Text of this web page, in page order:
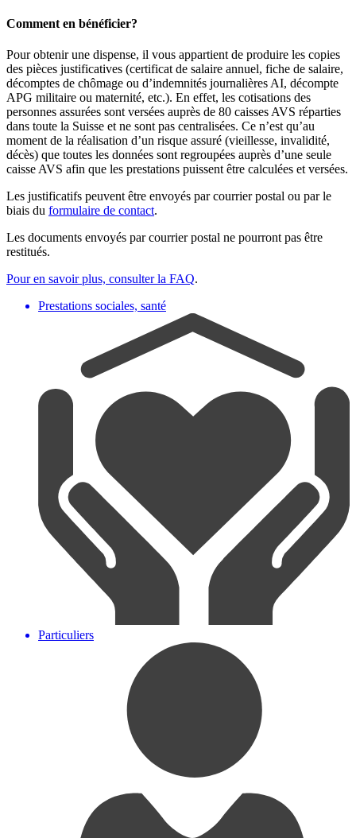
Comment en bénéficier?
Pour obtenir une dispense, il vous appartient de produire les copies
des pièces justificatives (certificat de salaire annuel, fiche de salaire,
décomptes de chômage ou d’indemnités journalières AI, décompte
APG militaire ou maternité, etc.). En effet, les cotisations des
personnes assurées sont versées auprès de 80 caisses AVS réparties
dans toute la Suisse et ne sont pas centralisées. Ce n’est qu’au
moment de la réalisation d’un risque assuré (vieillesse, invalidité,
décès) que toutes les données sont regroupées auprès d’une seule
caisse AVS afin que les prestations puissent être calculées et versées.
Les justificatifs peuvent être envoyés par courrier postal ou par le
biais du formulaire de contact.
Les documents envoyés par courrier postal ne pourront pas être
restitués.
Pour en savoir plus, consulter la FAQ.
Prestations sociales, santé
Particuliers